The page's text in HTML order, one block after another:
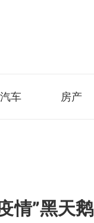
汽车 房产
情”黑天